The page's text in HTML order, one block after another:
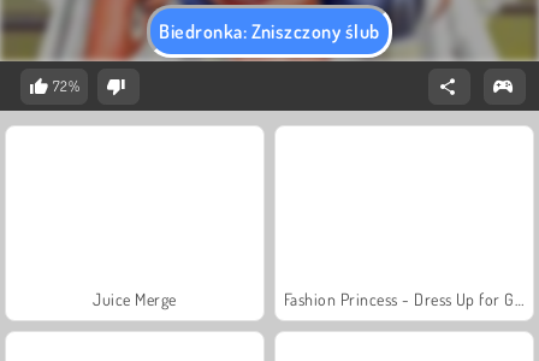
Biedronka: Zniszczony ślub
72%
Juice Merge